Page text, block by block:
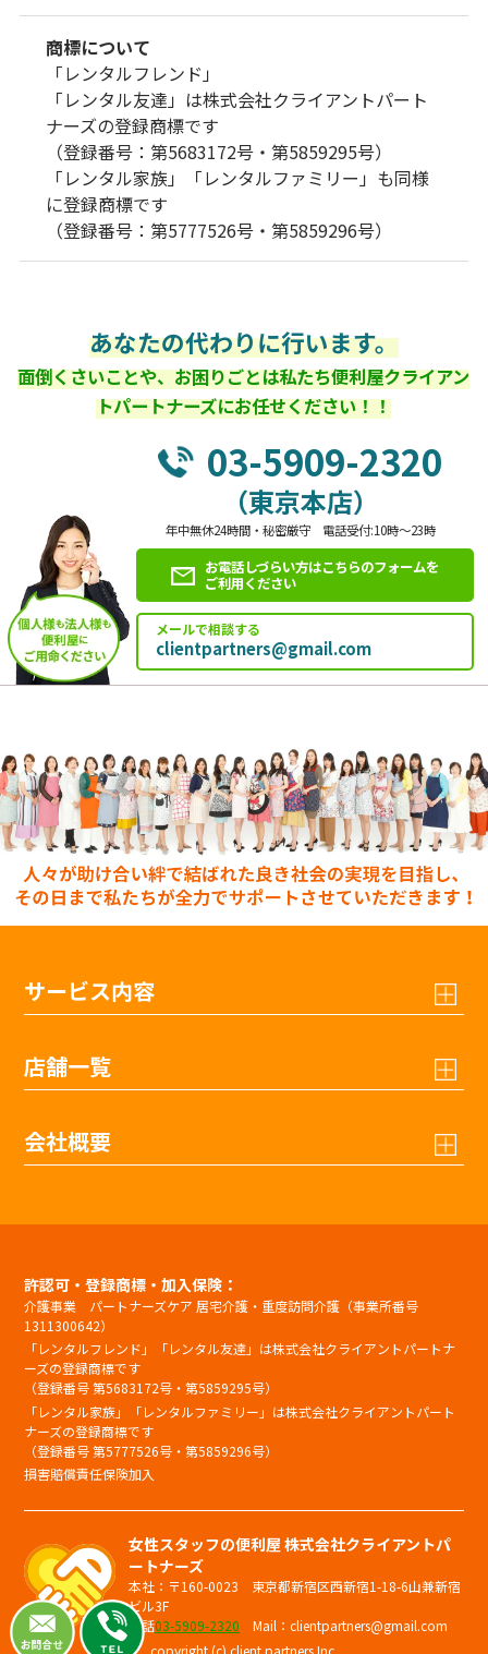
商標について
「レンタルフレンド」
「レンタル友達」は株式会社クライアントパート
ナーズの登録商標です
（登録番号：第5683172号・第5859295号）
「レンタル家族」「レンタルファミリー」も同様
に登録商標です
（登録番号：第5777526号・第5859296号）
あなたの代わりに行います。
面倒くさいことや、お困りごとは私たち便利屋クライアン
トパートナーズにお任せください！！
03-5909-2320
（東京本店）
年中無休24時間・秘密厳守 電話受付:10時～23時
お電話しづらい方はこちらのフォームを
ご利用ください
メールで相談する
clientpartners@gmail.com
サービス内容
店舗一覧
会社概要
許認可・登録商標・加入保険：
介護事業 パートナーズケア 居宅介護・重度訪問介護（事業所番号
1311300642）
「レンタルフレンド」「レンタル友達」は株式会社クライアントパートナ
ーズの登録商標です
（登録番号 第5683172号・第5859295号）
「レンタル家族」「レンタルファミリー」は株式会社クライアントパート
ナーズの登録商標です
（登録番号 第5777526号・第5859296号）
損害賠償責任保険加入
女性スタッフの便利屋 株式会社クライアントパ
ートナーズ
本社：〒160-0023 東京都新宿区西新宿1-18-6山兼新宿
ビル3F
電話03-5909-2320 Mail：clientpartners@gmail.com